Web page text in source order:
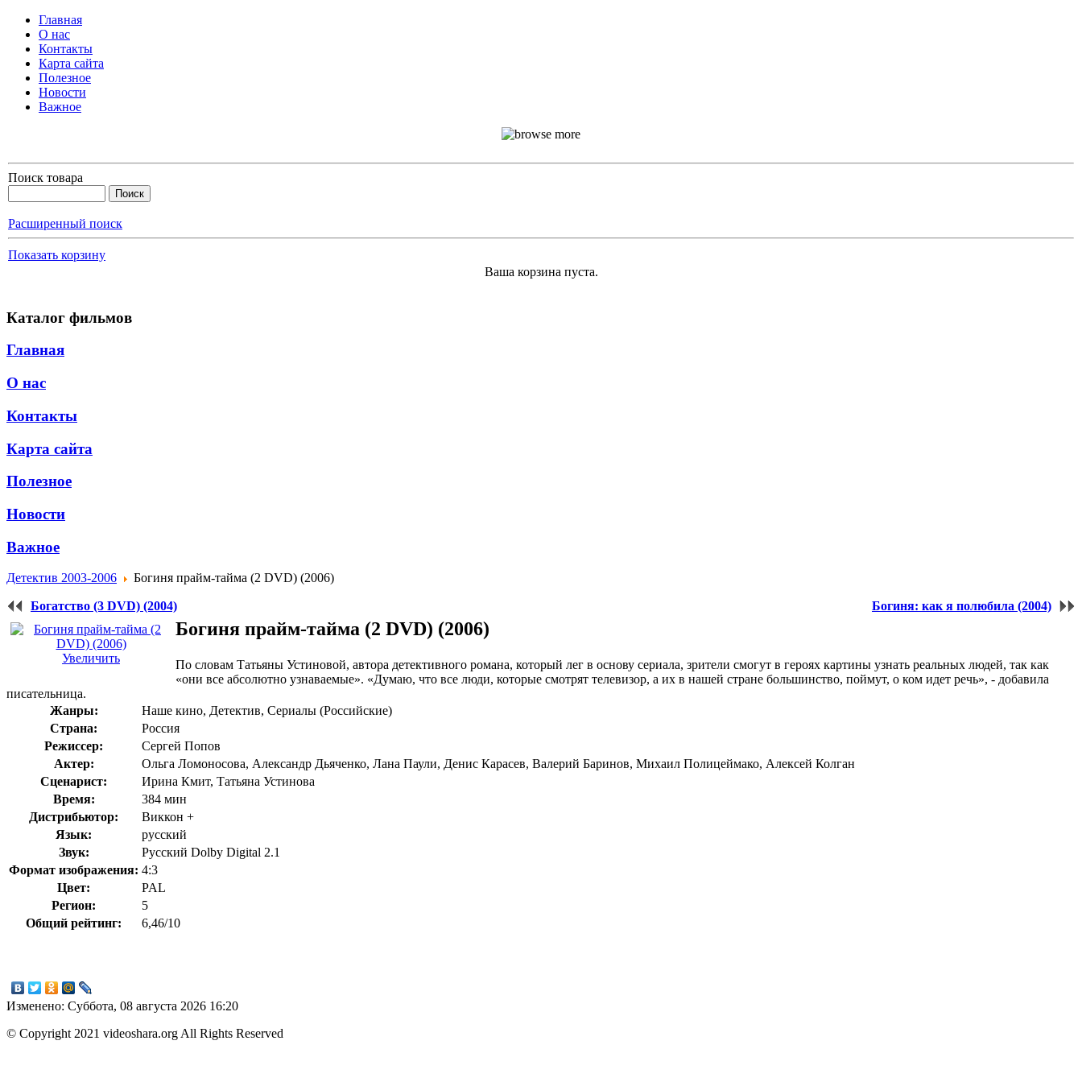
Главная
О нас
Контакты
Карта сайта
Полезное
Новости
Важное
Поиск товара
Расширенный поиск
Показать корзину
Ваша корзина пуста.
Каталог фильмов
Главная
О нас
Контакты
Карта сайта
Полезное
Новости
Важное
Детектив 2003-2006 Богиня прайм-тайма (2 DVD) (2006)
Богатство (3 DVD) (2004) Богиня: как я полюбила (2004)
Увеличить
Богиня прайм-тайма (2 DVD) (2006)
По словам Татьяны Устиновой, автора детективного романа, который лег в основу сериала, зрители смогут в героях картины узнать реальных людей, так как
«они все абсолютно узнаваемые». «Думаю, что все люди, которые смотрят телевизор, а их в нашей стране большинство, поймут, о ком идет речь», - добавила
писательница.
Жанры:
Наше кино, Детектив, Сериалы (Российские)
Страна:
Россия
Режиссер:
Сергей Попов
Актер:
Ольга Ломоносова, Александр Дьяченко, Лана Паули, Денис Карасев, Валерий Баринов, Михаил Полицеймако, Алексей Колган
Сценарист:
Ирина Кмит, Татьяна Устинова
Время:
384 мин
Дистрибьютор:
Виккон +
Язык:
русский
Звук:
Русский Dolby Digital 2.1
Формат изображения: 4:3
Цвет:
PAL
Регион:
5
Общий рейтинг:
6,46/10
Изменено: Суббота, 08 августа 2026 16:20
© Copyright 2021 videoshara.org All Rights Reserved